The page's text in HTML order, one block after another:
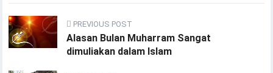
PREVIOUS POST
Alasan Bulan Muharram Sangat
dimuliakan dalam Islam